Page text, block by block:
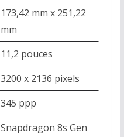
173,42 mm x 251,22
mm
11,2 pouces
3200 x 2136 pixels
345 ppp
Snapdragon 8s Gen